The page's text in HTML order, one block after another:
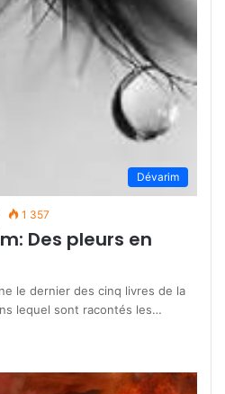
Dévarim
1 357
Des pleurs en
le dernier des cinq livres de la
lequel sont racontés les…